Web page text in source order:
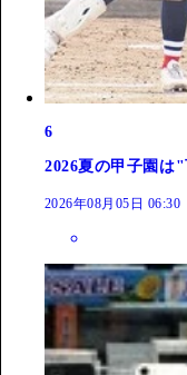
6
2026夏の甲子園は
2026年08月05日 06:30